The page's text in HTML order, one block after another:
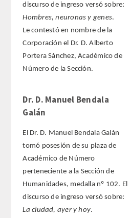
ANALES de la RADE
discurso de ingreso versó sobre:
Hombres, neuronas y genes.
Le contestó en nombre de la
Corporación el Dr. D. Alberto
Portera Sánchez, Académico de
Número de la Sección.
Dr. D. Manuel Bendala
Galán
El Dr. D. Manuel Bendala Galán
tomó posesión de su plaza de
Académico de Número
perteneciente a la Sección de
Humanidades, medalla nº 102. El
discurso de ingreso versó sobre:
La ciudad, ayer y hoy.